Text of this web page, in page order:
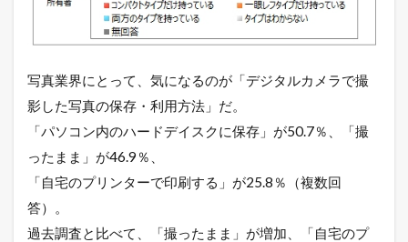
写真業界にとって、気になるのが「デジタルカメラで撮
影した写真の保存・利用方法」だ。
「パソコン内のハードデイスクに保存」が50.7％、「撮
ったまま」が46.9％、
「自宅のプリンターで印刷する」が25.8％（複数回
答）。
過去調査と比べて、「撮ったまま」が増加、「自宅のプ